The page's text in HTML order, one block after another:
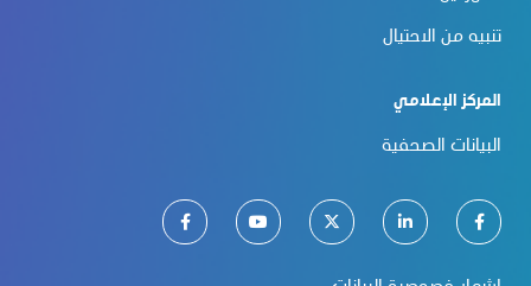
تنبيه من الاحتيال
المركز الإعلامي
البيانات الصحفية